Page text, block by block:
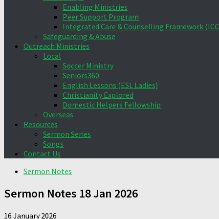
Enabling Ministries
Peer Support Program
Integrated Care & Counselling Framework
Safeguarding & Abuse
Outreach Ministries
Local
Soccer Ministry
Seniors360
English Lessons (ESL Ladies)
Christianity Explored
Domestic Helpers Fellowship
Overseas
Resources
Sermon Series
Songs
Contact Us
Sermon Notes
Sermon Notes 18 Jan 2026
16 January 2026